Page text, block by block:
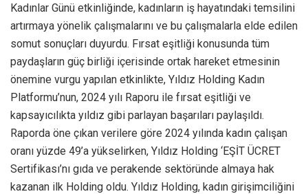
Kadınlar Günü etkinliğinde, kadınların iş hayatındaki temsilini
artırmaya yönelik çalışmalarını ve bu çalışmalarla elde edilen
somut sonuçları duyurdu. Fırsat eşitliği konusunda tüm
paydaşların güç birliği içerisinde ortak hareket etmesinin
önemine vurgu yapılan etkinlikte, Yıldız Holding Kadın
Platformu’nun, 2024 yılı Raporu ile fırsat eşitliği ve
kapsayıcılıkta yıldız gibi parlayan başarıları paylaşıldı.
Raporda öne çıkan verilere göre 2024 yılında kadın çalışan
oranı yüzde 49’a yükselirken, Yıldız Holding ‘EŞİT ÜCRET
Sertifikası’nı gıda ve perakende sektöründe almaya hak
kazanan ilk Holding oldu. Yıldız Holding, kadın girişimciliğini